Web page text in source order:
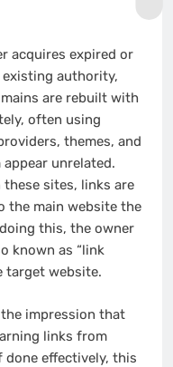
acquires expired or
existing authority,
are rebuilt with
often using
themes, and
unrelated.
sites, links are
the main website the
this, the owner
known as “link
target website.
impression that
links from
done effectively, this